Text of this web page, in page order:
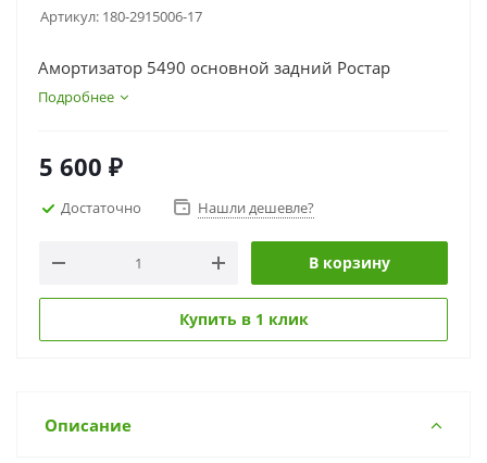
Артикул: 180-2915006-17
Амортизатор 5490 основной задний Ростар
Подробнее
5 600 ₽
Достаточно Нашли дешевле?
В корзину
Купить в 1 клик
Описание